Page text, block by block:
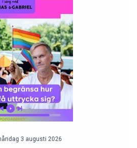
3 augusti 2026